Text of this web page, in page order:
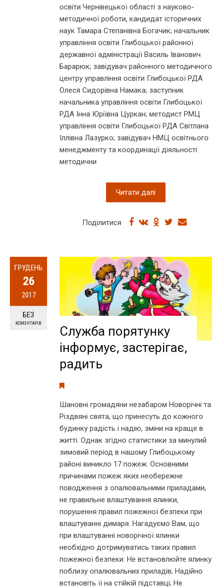
освіти Чернівецької області з науково-
методичної роботи, кандидат історичних
наук Тамара Степанівна Богачик; начальник
управління освіти Глибоцької районної
державної адміністрації Василь Іванович
Барарюк; завідувач районного методичного
центру управління освіти Глибоцької РДА
Олеся Сидорівна Намака; заступник
начальника управління освіти Глибоцької
РДА Інна Юріївна Цуркан; методист РМЦ
управління освіти Глибоцької РДА Світлана
Іллівна Лазурко; завідувач НМЦ освітнього
менеджменту та координації діяльності
методични
Читати далі
Поділитися
ГРУДЕНЬ
26
2017
БЕЗ
КОМЕНТАРІВ
Служба порятунку
інформує, застерігає,
радить
Шановні громадяни незабаром Новорічні та
Різдвяні свята, що принесуть до кожного
будинку радість і надію, зміни на краще в
житті. Однак згідно статистики за минулий
зимовий період в нашому Глибоцькому
районі виникло 17 пожеж. Основними
причинами пожеж яких необережне
поводження з опалювальними приладами,
не правильне влаштування ялинки,
порушення правил пожежної безпеки при
влаштуванні димаря. Нагадуємо Вам, що
при влаштуванні новорічної ялинки
необхідно дотримуватись таких правил
пожежної безпеки: Не встановлюйте ялинку
поблизу опалювальних приладів; Надійно
встановіть її на стійкій підставці; Не